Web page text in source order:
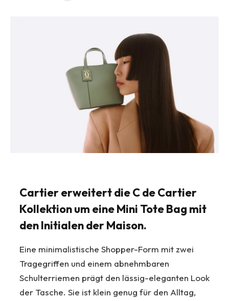
Cartier erweitert die C de Cartier
Kollektion um eine Mini Tote Bag mit
den Initialen der Maison.
Eine minimalistische Shopper-Form mit zwei
Tragegriffen und einem abnehmbaren
Schulterriemen prägt den lässig-eleganten Look
der Tasche. Sie ist klein genug für den Alltag,